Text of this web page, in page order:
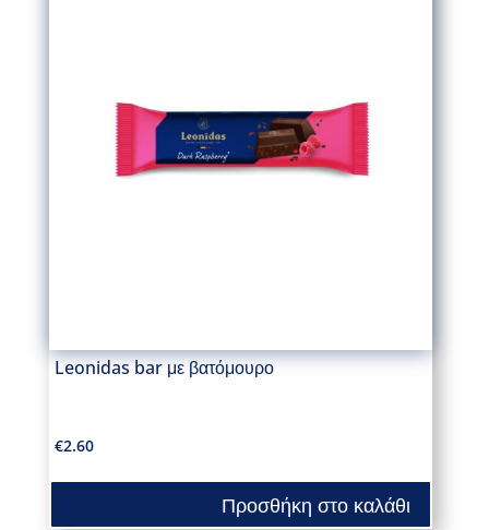
Leonidas bar με βατόμουρο
€2.60
Προσθήκη στο καλάθι